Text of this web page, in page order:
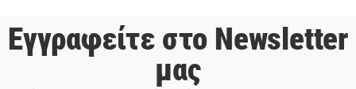
Εγγραφείτε στο Newsletter
μας